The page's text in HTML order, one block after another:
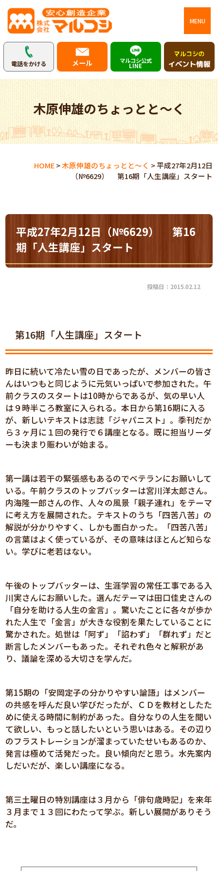
MENU
電話をかける メール マルコシ公式
LINE
木原伸雄のちょっとと～く
HOME>木原伸雄のちょっとと～く >平成27年2月12日
（№6629） 第16期「人生講座」スタート
平成27年2月12日（№6629） 第16
期「人生講座」スタート
投稿日：2015.02.12
第16期「人生講座」スタート
昨日に続いて冷たい雪の日であったが、メンバーの皆さ
んはいつもと同じように元気いっぱいで参加された。午
前クラスのスタートは10時からであるが、気の早い人
は９時半ころ教室に入られる。本日から第16期に入る
が、新しいテキストは志誌「ジャパニスト」。季刊だか
ら３ヶ月に１回の発行で６講座となる。既に担当リーダ
ーも決まり賑わいが始まる。
第一講は若干の緊張感もあるのでベテランにお願いして
いる。午前クラスのトップバッターは宮川洋太郎さん。
内海隆一郎さんの作、人々の風景「親子連れ」をテーマ
に考え方を展開された。テキストのうち「四苦八苦」の
解説が分かりやすく、しかも面白かった。「四苦八苦」
の言葉はよく使っているが、その意味はほとんど知らな
い。学びに老若はない。
午後のトップバッターは、生涯学習の常任工事である入
川実さんにお願いした。選んだテーマは田口佳史さんの
「自分を助ける人生の金言」。驚いたことに各々が歩か
れた人生で「金言」が大きな役割を果たしていることに
驚かされた。処世は「阿ず」「諂わず」「群れず」だと
断言したメンバーもあった。それぞれ色々と解釈があ
り、議論を深める大切さを学んだ。
第15期の「安岡定子の分かりやすい論語」はメンバー
の共感を呼んだ良い学びだったが、ＣＤを教材としたた
めに使える時間に制約があった。自分なりの人生を聞い
て欲しい、もっと話したいという思いはある。その辺り
のフラストレーションが溜まっていたせいもあるのか、
発言は極めて活発だった。良い傾向だと思う。水先案内
しだいだが、楽しい講座になる。
第三土曜日の特別講座は３月から「俳句歳時記」を来年
３月まで１３回にわたって学ぶ。新しい展開がありそう
だ。